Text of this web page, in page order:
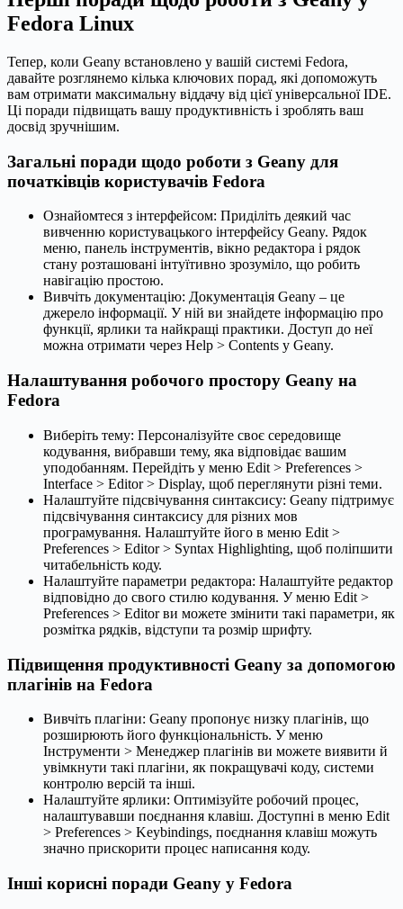
Fedora Linux
Тепер, коли Geany встановлено у вашій системі Fedora,
давайте розглянемо кілька ключових порад, які допоможуть
вам отримати максимальну віддачу від цієї універсальної IDE.
Ці поради підвищать вашу продуктивність і зроблять ваш
досвід зручнішим.
Загальні поради щодо роботи з Geany для
початківців користувачів Fedora
Ознайомтеся з інтерфейсом: Приділіть деякий час
вивченню користувацького інтерфейсу Geany. Рядок
меню, панель інструментів, вікно редактора і рядок
стану розташовані інтуїтивно зрозуміло, що робить
навігацію простою.
Вивчіть документацію: Документація Geany – це
джерело інформації. У ній ви знайдете інформацію про
функції, ярлики та найкращі практики. Доступ до неї
можна отримати через Help > Contents у Geany.
Налаштування робочого простору Geany на
Fedora
Виберіть тему: Персоналізуйте своє середовище
кодування, вибравши тему, яка відповідає вашим
уподобанням. Перейдіть у меню Edit > Preferences >
Interface > Editor > Display, щоб переглянути різні теми.
Налаштуйте підсвічування синтаксису: Geany підтримує
підсвічування синтаксису для різних мов
програмування. Налаштуйте його в меню Edit >
Preferences > Editor > Syntax Highlighting, щоб поліпшити
читабельність коду.
Налаштуйте параметри редактора: Налаштуйте редактор
відповідно до свого стилю кодування. У меню Edit >
Preferences > Editor ви можете змінити такі параметри, як
розмітка рядків, відступи та розмір шрифту.
Підвищення продуктивності Geany за допомогою
плагінів на Fedora
Вивчіть плагіни: Geany пропонує низку плагінів, що
розширюють його функціональність. У меню
Інструменти > Менеджер плагінів ви можете виявити й
увімкнути такі плагіни, як покращувачі коду, системи
контролю версій та інші.
Налаштуйте ярлики: Оптимізуйте робочий процес,
налаштувавши поєднання клавіш. Доступні в меню Edit
> Preferences > Keybindings, поєднання клавіш можуть
значно прискорити процес написання коду.
Інші корисні поради Geany у Fedora